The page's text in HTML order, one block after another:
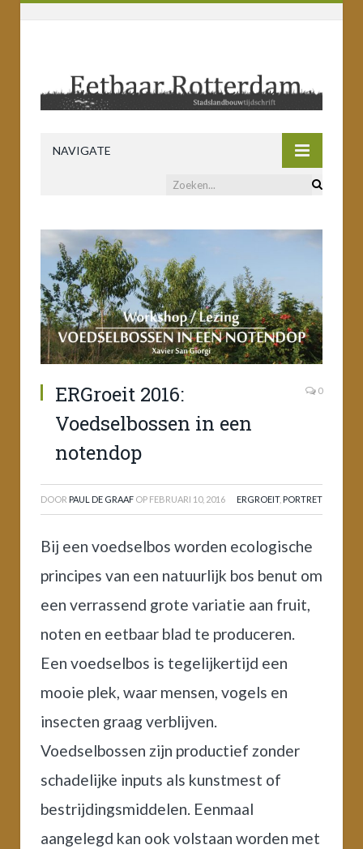
NAVIGATE
ERGroeit 2016:
Voedselbossen in een
notendop
0
DOOR PAUL DE GRAAF OP FEBRUARI 10, 2016 ERGROEIT, PORTRET
Bij een voedselbos worden ecologische
principes van een natuurlijk bos benut om
een verrassend grote variatie aan fruit,
noten en eetbaar blad te produceren.
Een voedselbos is tegelijkertijd een
mooie plek, waar mensen, vogels en
insecten graag verblijven.
Voedselbossen zijn productief zonder
schadelijke inputs als kunstmest of
bestrijdingsmiddelen. Eenmaal
aangelegd kan ook volstaan worden met